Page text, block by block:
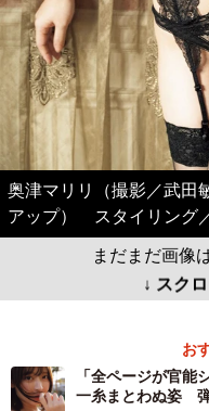
奥津マリリ（撮影／武
アップ） スタイリング
まだまだ画像
↓ スク
お
「全ページが官能
一糸まとわぬ姿